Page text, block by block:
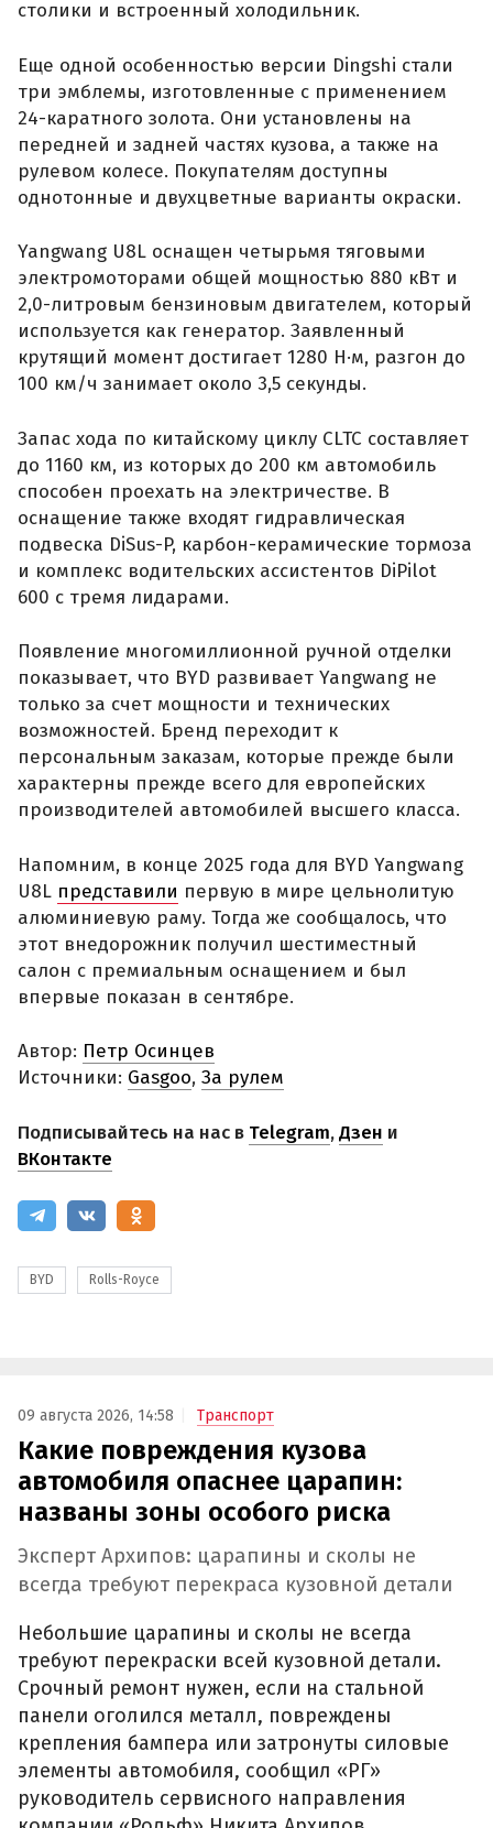
столики и встроенный холодильник.
Еще одной особенностью версии Dingshi стали
три эмблемы, изготовленные с применением
24-каратного золота. Они установлены на
передней и задней частях кузова, а также на
рулевом колесе. Покупателям доступны
однотонные и двухцветные варианты окраски.
Yangwang U8L оснащен четырьмя тяговыми
электромоторами общей мощностью 880 кВт и
2,0-литровым бензиновым двигателем, который
используется как генератор. Заявленный
крутящий момент достигает 1280 Н·м, разгон до
100 км/ч занимает около 3,5 секунды.
Запас хода по китайскому циклу CLTC составляет
до 1160 км, из которых до 200 км автомобиль
способен проехать на электричестве. В
оснащение также входят гидравлическая
подвеска DiSus-P, карбон-керамические тормоза
и комплекс водительских ассистентов DiPilot
600 с тремя лидарами.
Появление многомиллионной ручной отделки
показывает, что BYD развивает Yangwang не
только за счет мощности и технических
возможностей. Бренд переходит к
персональным заказам, которые прежде были
характерны прежде всего для европейских
производителей автомобилей высшего класса.
Напомним, в конце 2025 года для BYD Yangwang
U8L представили первую в мире цельнолитую
алюминиевую раму. Тогда же сообщалось, что
этот внедорожник получил шестиместный
салон с премиальным оснащением и был
впервые показан в сентябре.
Автор: Петр Осинцев
Источники: Gasgoo, За рулем
Подписывайтесь на нас в Telegram,Дзен и
ВКонтакте
BYD Rolls-Royce
09 августа 2026, 14:58 Транспорт
Какие повреждения кузова
автомобиля опаснее царапин:
названы зоны особого риска
Эксперт Архипов: царапины и сколы не
всегда требуют перекраса кузовной детали
Небольшие царапины и сколы не всегда
требуют перекраски всей кузовной детали.
Срочный ремонт нужен, если на стальной
панели оголился металл, повреждены
крепления бампера или затронуты силовые
элементы автомобиля, сообщил «РГ»
руководитель сервисного направления